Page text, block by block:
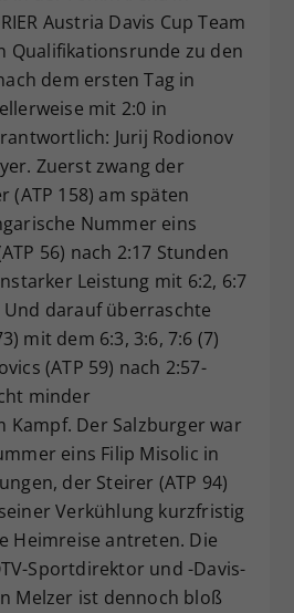
Austria Davis Cup Team
Qualifikationsrunde zu den
dem ersten Tag in
mit 2:0 in
Jurij Rodionov
Zuerst zwang der
(ATP 158) am späten
Nummer eins
56) nach 2:17 Stunden
Leistung mit 6:2, 6:7
Und darauf überraschte
mit dem 6:3, 3:6, 7:6 (7)
(ATP 59) nach 2:57-
minder
Kampf. Der Salzburger war
eins Filip Misolic in
der Steirer (ATP 94)
Verkühlung kurzfristig
Heimreise antreten. Die
Sportdirektor und -Davis-
Melzer ist dennoch bloß
Wert speichert Ihre Consent-
Unter anderem eine
generierte ID, für die
Speicherung Ihrer
Betreiber dies eingestellt